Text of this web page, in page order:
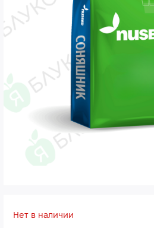
Нет в наличии